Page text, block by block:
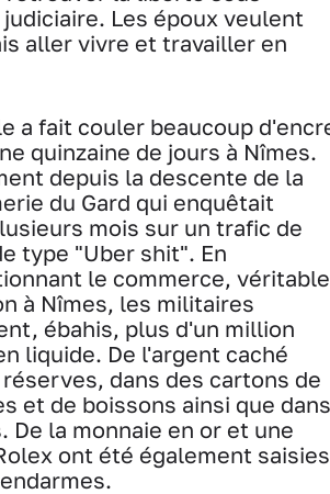
Les époux veulent
aller vivre et travailler en
a fait couler beaucoup
quinzaine de jours à Nîmes.
depuis la descente de la
du Gard qui enquêtait
mois sur un trafic de
type "Uber shit". En
le commerce, véritable
à Nîmes, les militaires
ébahis, plus d'un million
liquide. De l'argent caché
dans des cartons de
et de boissons ainsi que dans
De la monnaie en or et une
ont été également saisies